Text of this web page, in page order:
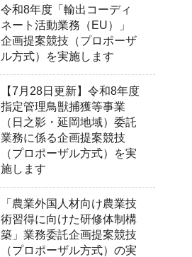
令和8年度「輸出コーディ
ネート活動業務（EU）」
企画提案競技（プロポーザ
ル方式）を実施します
【7月28日更新】令和8年度
指定管理鳥獣捕獲等事業
（日之影・延岡地域）委託
業務に係る企画提案競技
（プロポーザル方式）を実
施します
「農業外国人材向け農業技
術習得に向けた研修体制構
築」業務委託企画提案競技
（プロポーザル方式）の実